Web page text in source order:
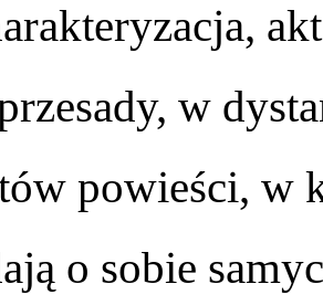
w
powieści, w
o sobie